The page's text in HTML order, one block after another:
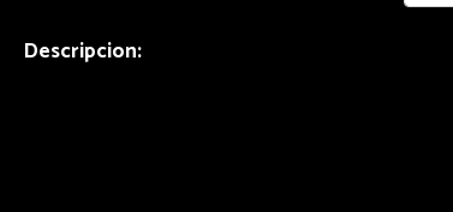
Descripcion: